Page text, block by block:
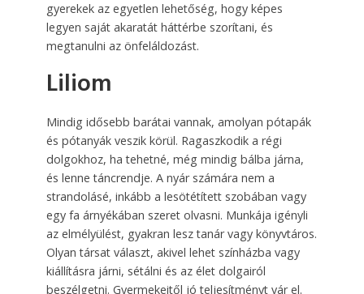
gyerekek az egyetlen lehetőség, hogy képes
legyen saját akaratát háttérbe szorítani, és
megtanulni az önfeláldozást.
Liliom
Mindig idősebb barátai vannak, amolyan pótapák
és pótanyák veszik körül. Ragaszkodik a régi
dolgokhoz, ha tehetné, még mindig bálba járna,
és lenne táncrendje. A nyár számára nem a
strandolásé, inkább a lesötétített szobában vagy
egy fa árnyékában szeret olvasni. Munkája igényli
az elmélyülést, gyakran lesz tanár vagy könyvtáros.
Olyan társat választ, akivel lehet színházba vagy
kiállításra járni, sétálni és az élet dolgairól
beszélgetni. Gyermekeitől jó teljesítményt vár el.